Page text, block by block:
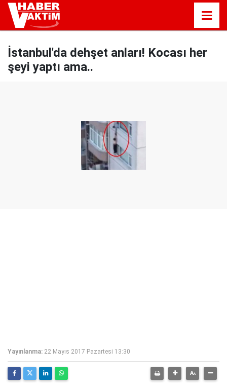
İstanbul'da dehşet anları! Kocası her
şeyi yaptı ama..
Yayınlanma: 22 Mayıs 2017 Pazartesi 13:30